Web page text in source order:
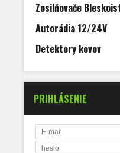
Zosilňovače
Autorádia 12/24V
Detektory kovov
PRIHLÁSENIE